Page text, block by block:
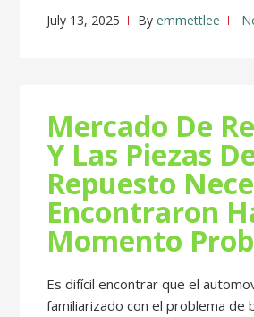
July 13, 2025 Byemmettlee
Mercado De
Y Las Piezas
Repuesto
Encontraron
Momento
Es difícil encontrar que el
familiarizado con el problema de